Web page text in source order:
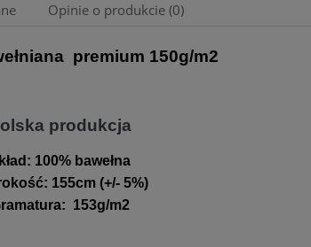
kosztów
Opinie o produkcie (0)
premium 150g/m2
produkcja
100% bawełna
: 155cm (+/- 5%)
: 153g/m2